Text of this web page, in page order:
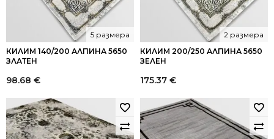
КИЛИМ 140/200 АЛПИНА 5650
ЗЛАТЕН
5 размера
98.68 €
КИЛИМ 200/250 АЛПИНА 5650
ЗЕЛЕН
2 размера
175.37 €